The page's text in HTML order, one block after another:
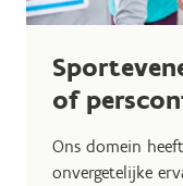
of
Ons domein
onvergetelijke